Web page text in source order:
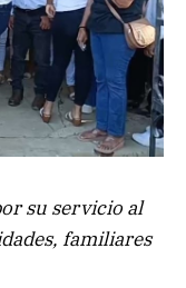
su servicio al
familiares